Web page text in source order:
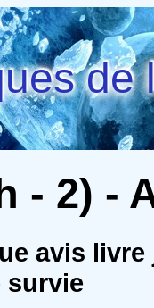
de
- 2) -
avis
survie